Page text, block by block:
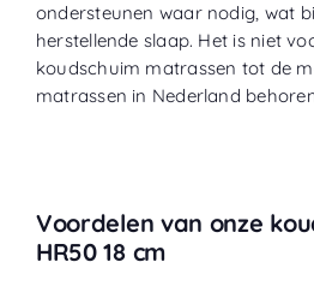
ondersteunen waar nodig, wat
herstellende slaap. Het is niet
koudschuim matrassen tot de
matrassen in Nederland
Voordelen van onze
HR50 18 cm